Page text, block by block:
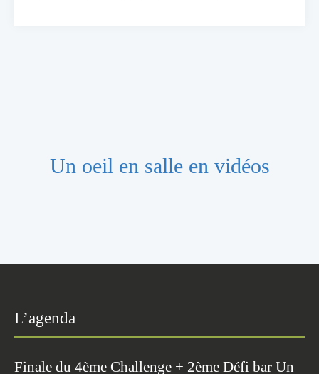
Un oeil en salle en vidéos
L’agenda
Finale du 4ème Challenge + 2ème Défi bar Un